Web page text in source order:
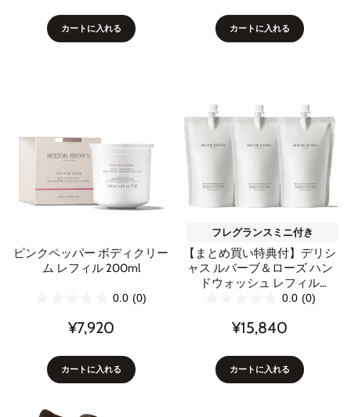
カートに入れる カートに入れる
ピンクペッパー ボディクリー
ム レフィル 200ml
0.0 (0)
¥7,920
カートに入れる
フレグランスミニ付き
【まとめ買い特典付】デリシ
ャス ルバーブ＆ローズ ハン
ドウォッシュ レフィル
400ml 3本セット
0.0 (0)
¥15,840
カートに入れる